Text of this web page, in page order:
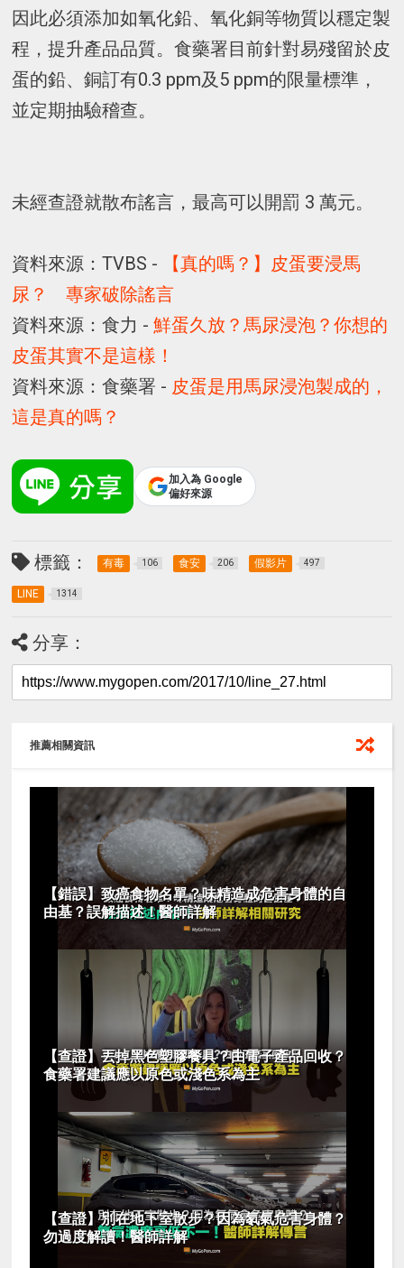
因此必須添加如氧化鉛、氧化銅等物質以穩定製
程，提升產品品質。食藥署目前針對易殘留於皮
蛋的鉛、銅訂有0.3 ppm及5 ppm的限量標準，
並定期抽驗稽查。
未經查證就散布謠言，最高可以開罰 3 萬元。
資料來源：TVBS -
【真的嗎？】皮蛋要浸馬
尿？ 專家破除謠言
資料來源：食力 -鮮蛋久放？馬尿浸泡？你想的
皮蛋其實不是這樣！
資料來源：食藥署 - 皮蛋是用馬尿浸泡製成的，
這是真的嗎？
加入為 Google
偏好來源
標籤： 有毒 106 食安 206 假影片 497
LINE 1314
分享：
推薦相關資訊
【錯誤】致癌食物名單？味精造成危害身體的自
由基？誤解描述！醫師詳解
【查證】丟掉黑色塑膠餐具？由電子產品回收？
食藥署建議應以原色或淺色系為主
【查證】別在地下室散步？因為氡氣危害身體？
勿過度解讀！醫師詳解